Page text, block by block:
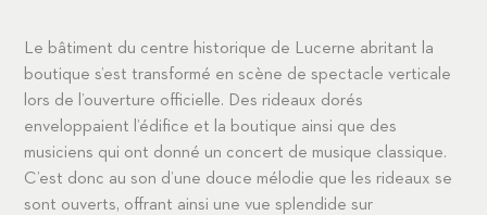
Le bâtiment du centre historique de Lucerne abritant la
boutique s’est transformé en scène de spectacle verticale
lors de l’ouverture officielle. Des rideaux dorés
enveloppaient l’édifice et la boutique ainsi que des
musiciens qui ont donné un concert de musique classique.
C’est donc au son d’une douce mélodie que les rideaux se
sont ouverts, offrant ainsi une vue splendide sur